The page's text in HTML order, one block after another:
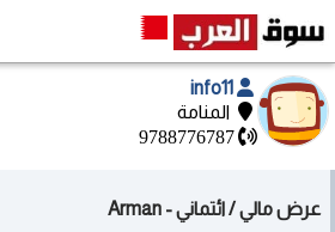
المنامة
9788776787
عرض مالي / ائتماني - Arman